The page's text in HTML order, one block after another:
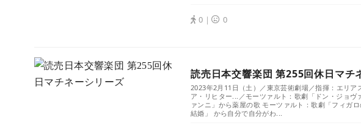
0｜ 0
読売日本交響楽団 第255回休日マチ
2023年2月11日（土）／東京芸術劇場／指揮：エリ
ア・リヒター...／モーツァルト：歌劇「ドン・ジョ
ァンニ」から薬屋の歌 モーツァルト：歌劇「フィガ
結婚」 から自分で自分がわ...